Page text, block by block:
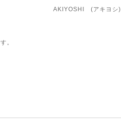
AKIYOSHI (アキヨシ)
。